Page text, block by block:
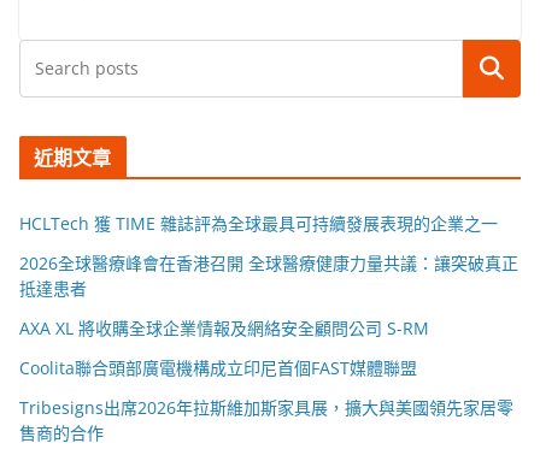
搜尋
近期文章
HCLTech 獲 TIME 雜誌評為全球最具可持續發展表現的企業之一
2026全球醫療峰會在香港召開 全球醫療健康力量共議：讓突破真正
抵達患者
AXA XL 將收購全球企業情報及網絡安全顧問公司 S-RM
Coolita聯合頭部廣電機構成立印尼首個FAST媒體聯盟
Tribesigns出席2026年拉斯維加斯家具展，擴大與美國領先家居零
售商的合作